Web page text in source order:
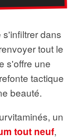
dans
tout le
s'offre une
tactique
beauté.
un
tout neuf,